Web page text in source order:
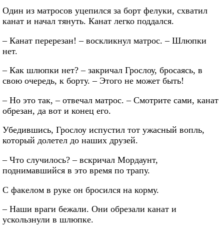
Один из матросов уцепился за борт фелуки, схватил
канат и начал тянуть. Канат легко поддался.
– Канат перерезан! – воскликнул матрос. – Шлюпки
нет.
– Как шлюпки нет? – закричал Грослоу, бросаясь, в
свою очередь, к борту. – Этого не может быть!
– Но это так, – отвечал матрос. – Смотрите сами, канат
обрезан, да вот и конец его.
Убедившись, Грослоу испустил тот ужасный вопль,
который долетел до наших друзей.
– Что случилось? – вскричал Мордаунт,
поднимавшийся в это время по трапу.
С факелом в руке он бросился на корму.
– Наши враги бежали. Они обрезали канат и
ускользнули в шлюпке.